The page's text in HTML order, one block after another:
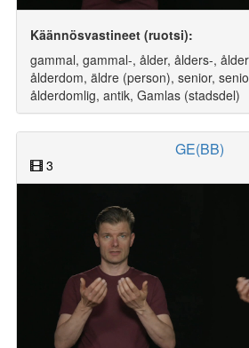
Käännösvastineet (ruotsi):
gammal, gammal-, ålder, ålders-,
ålderdom, äldre (person), senior,
ålderdomlig, antik, Gamlas (stadsdel)
GE(BB)
3